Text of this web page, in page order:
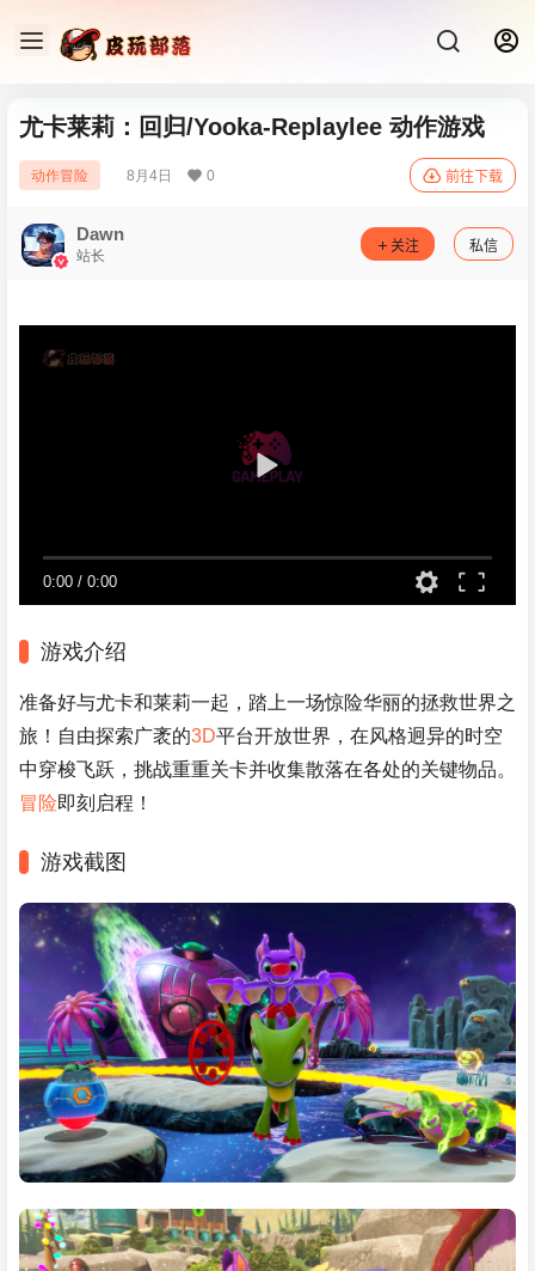
尤卡莱莉：回归/Yooka-Replaylee 动作游戏
动作冒险 8月4日 0 前往下载
Dawn
站长
关注 私信
0:00 / 0:00
游戏介绍
准备好与尤卡和莱莉一起，踏上一场惊险华丽的拯救世界之
旅！自由探索广袤的3D平台开放世界，在风格迥异的时空
中穿梭飞跃，挑战重重关卡并收集散落在各处的关键物品。
冒险即刻启程！
游戏截图